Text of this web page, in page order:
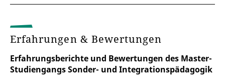
Es sind keine besonderen Sprachkenntnisse
gefordert.
Sprachenzentrum
Erfahrungen & Bewertungen
Erfahrungsberichte und Bewertungen des Master-
Studiengangs Sonder- und Integrationspädagogik